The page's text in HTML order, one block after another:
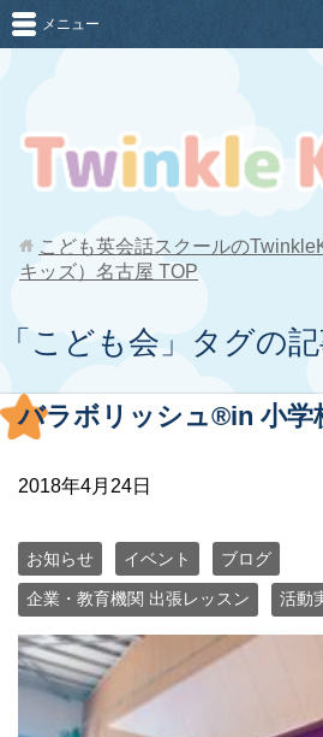
メニュー
こども英会話スクールの
キッズ）名古屋 TOP
「こども会」タグの
バラボリッシュ®︎in 小学
2018年4月24日
お知らせ イベント ブログ
企業・教育機関 出張レッスン 活動